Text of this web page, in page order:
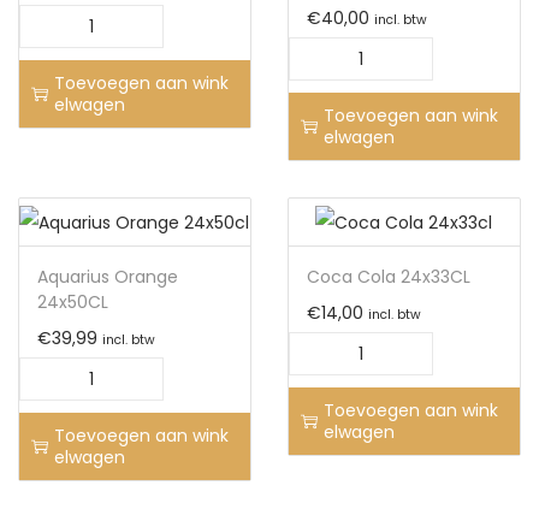
Toevoegen aan wink
elwagen
€40,00 incl. btw
Toevoegen aan wink
elwagen
Aquarius Orange
24x50CL
€39,99 incl. btw
Toevoegen aan wink
elwagen
Coca Cola 24x33CL
€14,00 incl. btw
Toevoegen aan wink
elwagen